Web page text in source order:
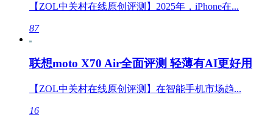
【ZOL中关村在线原创评测】2025年，iPhone在...
87
联想moto X70 Air全面评测 轻薄有AI更好用
【ZOL中关村在线原创评测】在智能手机市场趋...
16